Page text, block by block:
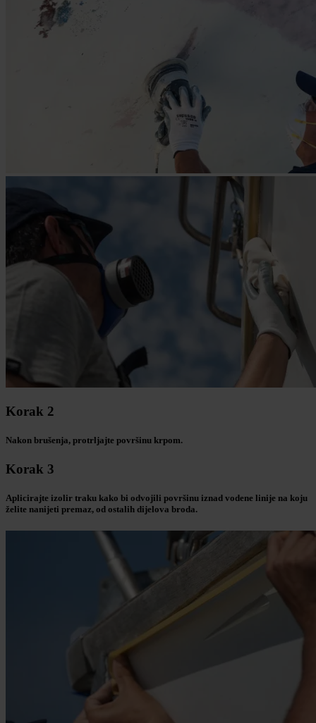
Korak 2
Nakon brušenja, protrljajte površinu krpom.
Korak 3
Aplicirajte izolir traku kako bi odvojili površinu iznad vodene linije na koju
želite nanijeti premaz, od ostalih dijelova broda.